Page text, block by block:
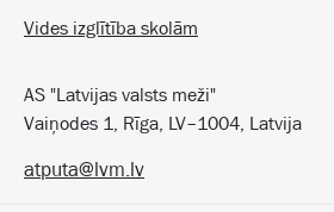
Vides izglītība skolām
AS "Latvijas valsts meži"
Vaiņodes 1, Rīga, LV–1004, Latvija
atputa@lvm.lv